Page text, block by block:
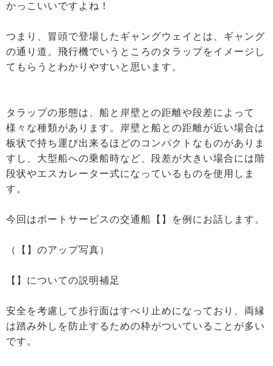
かっこいいですよね！
つまり、冒頭で登場したギャングウェイとは、ギャング
の通り道。飛行機でいうところのタラップをイメージし
てもらうとわかりやすいと思います。
タラップの形態は、船と岸壁との距離や段差によって
様々な種類があります。岸壁と船との距離が近い場合は
板状で持ち運び出来るほどのコンパクトなものがありま
すし、大型船への乗船時など、段差が大きい場合には階
段状やエスカレーター式になっているものを使用しま
す。
今回はポートサービスの交通船【】を例にお話します。
（【】のアップ写真）
【】についての説明補足
安全を考慮して歩行面はすべり止めになっており、両縁
は踏み外しを防止するための枠がついていることが多い
です。